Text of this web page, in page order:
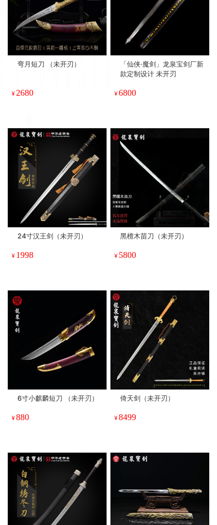
弯月短刀 （未开刃）
¥2680
「仙侠·魔剑」龙泉宝剑厂新
款定制设计 未开刃
¥6800
24寸汉王剑（未开刃）
¥ 1998
黑檀木苗刀（未开刃）
¥ 5800
6寸小麒麟短刀 （未开刃）
¥880
倚天剑（未开刃）
¥8499